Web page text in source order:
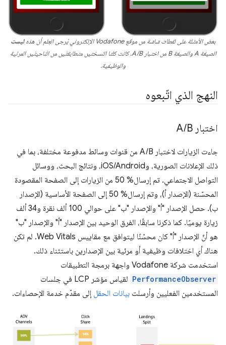
بعض الأمثلة على لقطات شاشة من موقع Vodafone الإلكتروني يُرجى العِلم أنّ هذه
ليست
الصيغة A والصيغة B من اختبار A/B. كانت كلتا النسختين متطابقتَين من الناحيتَين المرئية
والوظيفية.
النهج الذي اتّبعوه
اختبار A /B
جاءت الزيارات لاختبار A/B من قنوات وسائط مدفوعة مختلفة، بما في
ذلك الإعلانات الصورية، وiOS/Android، ونتائج البحث، ووسائل
التواصل الاجتماعي. تم إرسال% 50 من الزيارات إلى الصفحة المقصودة
المحسّنة (الإصدار أ)، وتم إرسال% 50 إلى الصفحة الأساسية (الإصدار
ب). حصل الإصدار "أ" والإصدار "ب" على حوالي 100 ألف نقرة و34 ألف
زيارة يوميًا. كما ذكرنا سابقًا، الفرق الوحيد بين الإصدار "أ" والإصدار "ب"
هو أنّ الإصدار "أ" كان محسّنًا ليتوافق مع مقاييس Web Vitals. لم تكن
هناك أي اختلافات وظيفية أو مرئية بين الإصدارين باستثناء ذلك.
استخدمت شركة Vodafone واجهة برمجة التطبيقات
PerformanceObserver
لقياس مؤشر LCP في جلسات
المستخدمين الفعليين وأرسلت بيانات الحقل إلى مقدّم خدمة الإحصاءات.